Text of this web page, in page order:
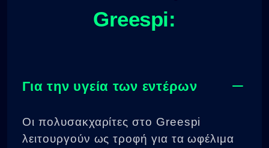
Greespi:
Για την υγεία των εντέρων
Οι πολυσακχαρίτες στο Greespi
λειτουργούν ως τροφή για τα ωφέλιμα